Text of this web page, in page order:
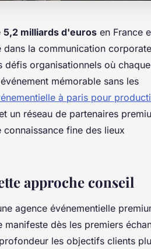
5,2 milliards d'euros en France
la communication
défis organisationnels où chaque
mémorable sans les
à paris pour
un réseau de partenaires
fine des lieux
approche conseil
agence événementielle
dès les premiers
les objectifs clients